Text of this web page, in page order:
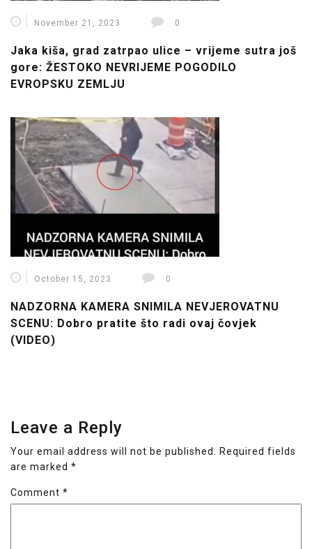
November 21, 2023 0
Jaka kiša, grad zatrpao ulice – vrijeme sutra još
gore: ŽESTOKO NEVRIJEME POGODILO
EVROPSKU ZEMLJU
October 15, 2023 0
NADZORNA KAMERA SNIMILA NEVJEROVATNU
SCENU: Dobro pratite što radi ovaj čovjek
(VIDEO)
Leave a Reply
Your email address will not be published.
Required fields
are marked *
Comment *